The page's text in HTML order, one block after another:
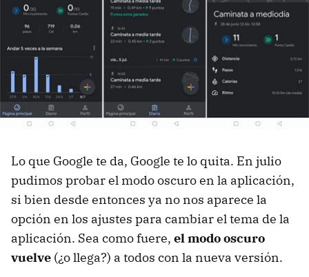
Lo que Google te da, Google te lo quita. En julio
pudimos probar el modo oscuro en la aplicación,
si bien desde entonces ya no nos aparece la
opción en los ajustes para cambiar el tema de la
aplicación. Sea como fuere, el modo oscuro
vuelve (¿o llega?) a todos con la nueva versión.